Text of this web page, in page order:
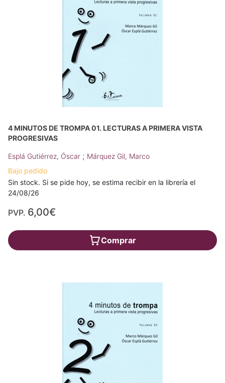
4 MINUTOS DE TROMPA 01. LECTURAS A PRIMERA VISTA
PROGRESIVAS
Esplá Gutiérrez, Óscar ; Márquez Gil, Marco
Bajo pedido
Sin stock. Si se pide hoy, se estima recibir en la librería el
24/08/26
PVP. 6,00€
Comprar